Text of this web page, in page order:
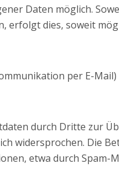
Daten möglich.
erfolgt dies, soweit
per E-
durch Dritte zur
Die
etwa durch Spam-